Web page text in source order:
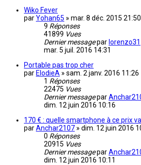
Wiko Fever
parYohan65 » mar. 8 déc. 2015 21:50
9 Réponses
41899 Vues
Dernier messagepar lorenzo31
mar. 5 juil. 2016 14:31
Portable pas trop cher
par ElodieA » sam. 2 janv. 2016 11:26
1 Réponses
22475 Vues
Dernier messagepar
dim. 12 juin 2016 10:16
170 € : quelle smartphone à ce prix
parAnchar2107 » dim. 12 juin 2016
0 Réponses
20915 Vues
Dernier messagepar
dim. 12 juin 2016 10:11